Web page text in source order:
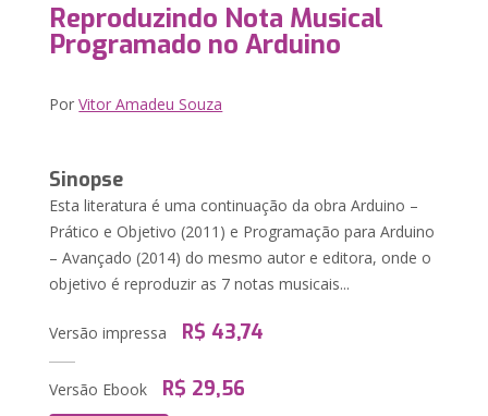
Reproduzindo Nota Musical
Programado no Arduino
PorVitor Amadeu Souza
Sinopse
Esta literatura é uma continuação da obra Arduino –
Prático e Objetivo (2011) e Programação para Arduino
– Avançado (2014) do mesmo autor e editora, onde o
objetivo é reproduzir as 7 notas musicais...
Versão impressa R$ 43,74
Versão Ebook R$ 29,56